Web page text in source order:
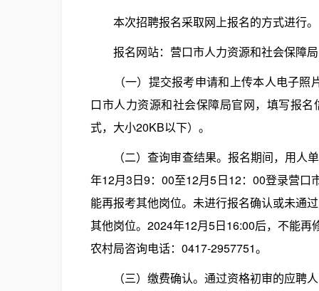
本次招聘报名采取网上报名的方式进行。
报名网站：营口市人力资源和社会保障局
（一）提交报考申请和上传本人电子照
口市人力资源和社会保障局官网，填写报
式，大小20KB以下）。
（二）查询审查结果。报名期间，用人单
年12月3日9：00至12月5日12：00登录营口
能再报考其他岗位。未进行报名确认或未通
其他岗位。2024年12月5日16:00后，不能
农村局咨询电话：0417-2957751。
（三）缴费确认。通过资格初审的应聘人